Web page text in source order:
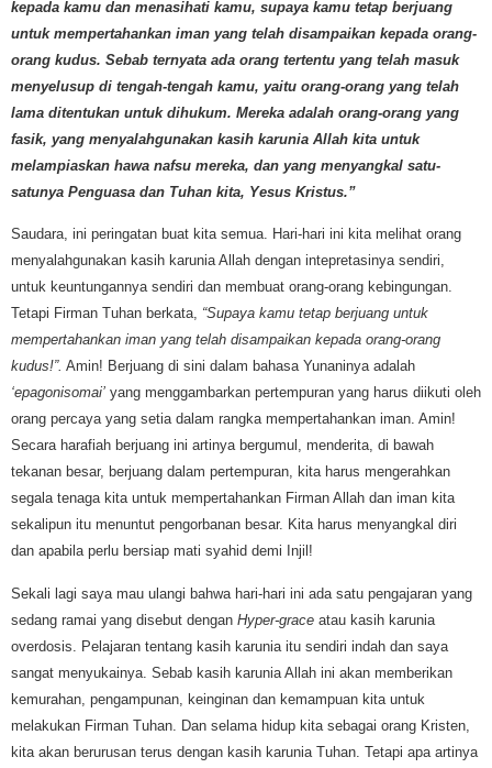
kepada kamu dan menasihati kamu, supaya kamu tetap berjuang
untuk mempertahankan iman yang telah disampaikan kepada orang-
orang kudus. Sebab ternyata ada orang tertentu yang telah masuk
menyelusup di tengah-tengah kamu, yaitu orang-orang yang telah
lama ditentukan untuk dihukum. Mereka adalah orang-orang yang
fasik, yang menyalahgunakan kasih karunia Allah kita untuk
melampiaskan hawa nafsu mereka, dan yang menyangkal satu-
satunya Penguasa dan Tuhan kita, Yesus Kristus.”
Saudara, ini peringatan buat kita semua. Hari-hari ini kita melihat orang
menyalahgunakan kasih karunia Allah dengan intepretasinya sendiri,
untuk keuntungannya sendiri dan membuat orang-orang kebingungan.
Tetapi Firman Tuhan berkata, “Supaya kamu tetap berjuang untuk
mempertahankan iman yang telah disampaikan kepada orang-orang
kudus!”. Amin! Berjuang di sini dalam bahasa Yunaninya adalah
‘epagonisomai’ yang menggambarkan pertempuran yang harus diikuti oleh
orang percaya yang setia dalam rangka mempertahankan iman. Amin!
Secara harafiah berjuang ini artinya bergumul, menderita, di bawah
tekanan besar, berjuang dalam pertempuran, kita harus mengerahkan
segala tenaga kita untuk mempertahankan Firman Allah dan iman kita
sekalipun itu menuntut pengorbanan besar. Kita harus menyangkal diri
dan apabila perlu bersiap mati syahid demi Injil!
Sekali lagi saya mau ulangi bahwa hari-hari ini ada satu pengajaran yang
sedang ramai yang disebut dengan Hyper-grace atau kasih karunia
overdosis. Pelajaran tentang kasih karunia itu sendiri indah dan saya
sangat menyukainya. Sebab kasih karunia Allah ini akan memberikan
kemurahan, pengampunan, keinginan dan kemampuan kita untuk
melakukan Firman Tuhan. Dan selama hidup kita sebagai orang Kristen,
kita akan berurusan terus dengan kasih karunia Tuhan. Tetapi apa artinya